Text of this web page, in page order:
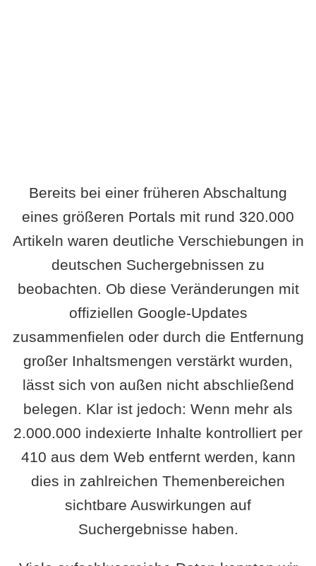
Bereits bei einer früheren Abschaltung
eines größeren Portals mit rund 320.000
Artikeln waren deutliche Verschiebungen in
deutschen Suchergebnissen zu
beobachten. Ob diese Veränderungen mit
offiziellen Google-Updates
zusammenfielen oder durch die Entfernung
großer Inhaltsmengen verstärkt wurden,
lässt sich von außen nicht abschließend
belegen. Klar ist jedoch: Wenn mehr als
2.000.000 indexierte Inhalte kontrolliert per
410 aus dem Web entfernt werden, kann
dies in zahlreichen Themenbereichen
sichtbare Auswirkungen auf
Suchergebnisse haben.